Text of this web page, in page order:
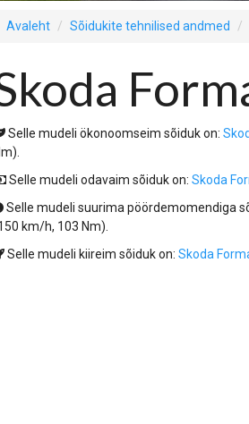
Avaleht Sõidukite tehnilised andmed
Selle mudeli ökonoomseim sõiduk on:
Selle mudeli odavaim sõiduk on: Skoda
Selle mudeli suurima pöördemomendiga
km/h, 103 Nm).
Selle mudeli kiireim sõiduk on: Skoda